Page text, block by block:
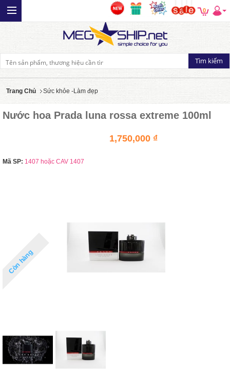
0
Trang Chủ Sức khỏe -Làm đẹp
Nước hoa Prada luna rossa extreme 100ml
1,750,000 ₫
Mã SP: 1407 hoặc CAV 1407
Còn hàng